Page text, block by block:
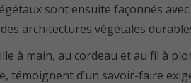
sont ensuite façonnés avec
architectures végétales
à main, au cordeau et au fil à
témoignent d’un savoir-faire